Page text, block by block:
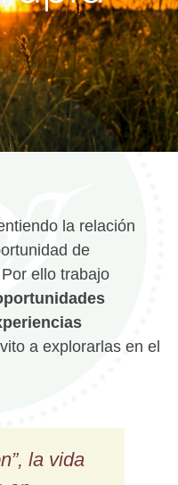
de
ello trabajo
a explorarlas en el
en